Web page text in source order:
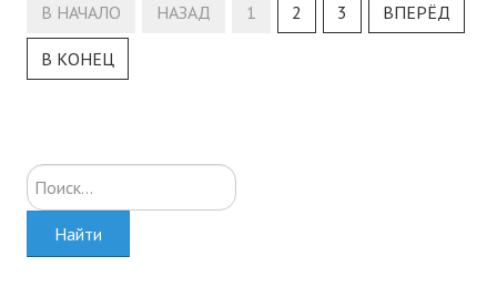
В НАЧАЛО НАЗАД 1 2 3 ВПЕРЁД
В КОНЕЦ
Искать...
Найти